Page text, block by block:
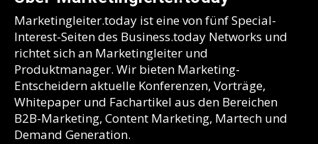
Marketingleiter.today ist eine von fünf Special-
Interest-Seiten des Business.today Networks und
richtet sich an Marketingleiter und
Produktmanager. Wir bieten Marketing-
Entscheidern aktuelle Konferenzen, Vorträge,
Whitepaper und Fachartikel aus den Bereichen
B2B-Marketing, Content Marketing, Martech und
Demand Generation.